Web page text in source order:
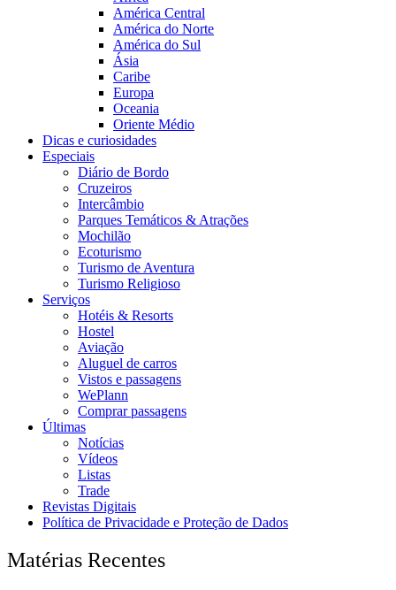
América Central
América do Norte
América do Sul
Ásia
Caribe
Europa
Oceania
Oriente Médio
Dicas e curiosidades
Especiais
Diário de Bordo
Cruzeiros
Intercâmbio
Parques Temáticos & Atrações
Mochilão
Ecoturismo
Turismo de Aventura
Turismo Religioso
Serviços
Hotéis & Resorts
Hostel
Aviação
Aluguel de carros
Vistos e passagens
WePlann
Comprar passagens
Últimas
Notícias
Vídeos
Listas
Trade
Revistas Digitais
Política de Privacidade e Proteção de Dados
Matérias Recentes